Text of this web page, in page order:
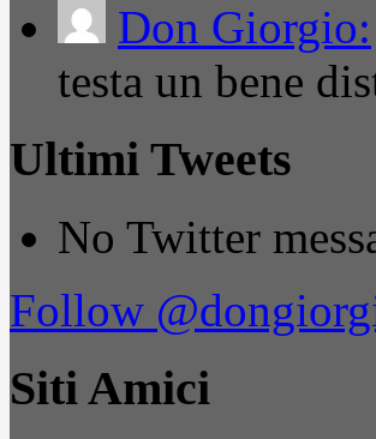
Don Giorgio:
testa un bene
Ultimi Tweets
No Twitter
Follow
Siti Amici